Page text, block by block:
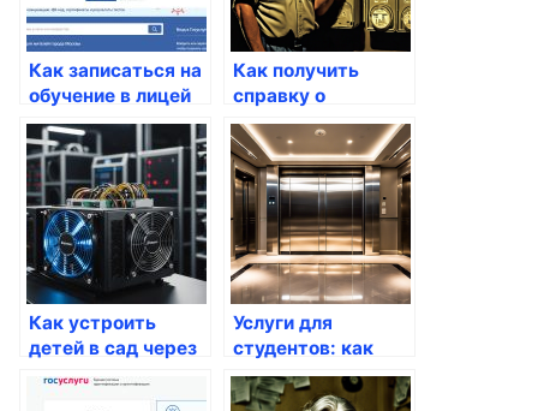
Как записаться на
обучение в лицей
через Госуслуги
Как получить
справку о
прописке через
Госуслуги
Как устроить
детей в сад через
портал Госуслуги
Услуги для
студентов: как
получить справки
через Госуслуги